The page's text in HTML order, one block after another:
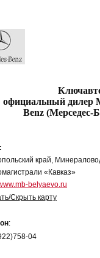
Ключавто-
официальный дилер
Benz (Мерседес-
край,
«Кавказ»
belyaevo.ru
Скрыть карту
:
04